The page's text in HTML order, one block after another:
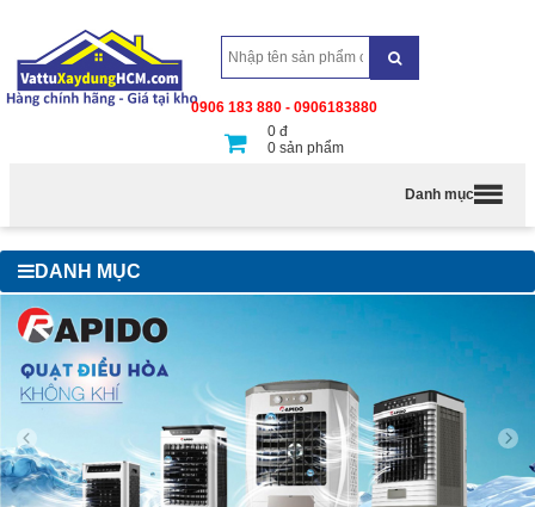
0906 183 880 - 0906183880
0 đ
0 sản phẩm
Danh mục
DANH MỤC